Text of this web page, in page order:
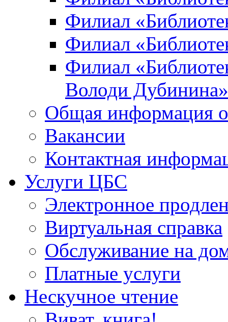
Филиал
Филиал
Филиал
Володи Дубинина»
Общая информация
Вакансии
Контактная
Услуги ЦБС
Электронное
Виртуальная справка
Обслуживание на
Платные услуги
Нескучное чтение